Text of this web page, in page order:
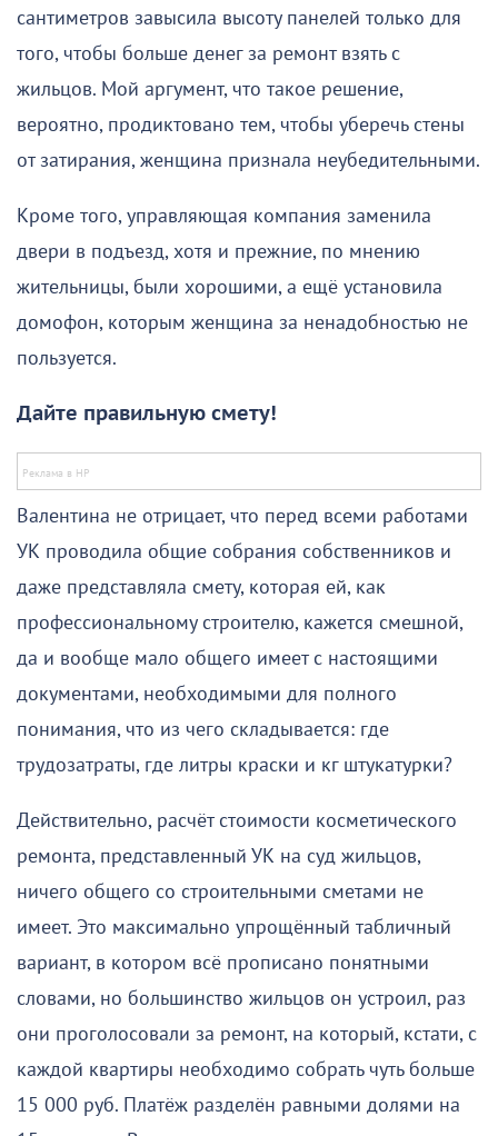
сантиметров завысила высоту панелей только для
того, чтобы больше денег за ремонт взять с
жильцов. Мой аргумент, что такое решение,
вероятно, продиктовано тем, чтобы уберечь стены
от затирания, женщина признала неубедительными.
Кроме того, управляющая компания заменила
двери в подъезд, хотя и прежние, по мнению
жительницы, были хорошими, а ещё установила
домофон, которым женщина за ненадобностью не
пользуется.
Дайте правильную смету!
Валентина не отрицает, что перед всеми работами
УК проводила общие собрания собственников и
даже представляла смету, которая ей, как
профессиональному строителю, кажется смешной,
да и вообще мало общего имеет с настоящими
документами, необходимыми для полного
понимания, что из чего складывается: где
трудозатраты, где литры краски и кг штукатурки?
Действительно, расчёт стоимости косметического
ремонта, представленный УК на суд жильцов,
ничего общего со строительными сметами не
имеет. Это максимально упрощённый табличный
вариант, в котором всё прописано понятными
словами, но большинство жильцов он устроил, раз
они проголосовали за ремонт, на который, кстати, с
каждой квартиры необходимо собрать чуть больше
15 000 руб. Платёж разделён равными долями на